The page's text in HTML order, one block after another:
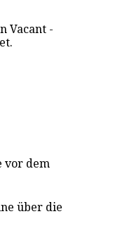
Vacant -
vor dem
über die